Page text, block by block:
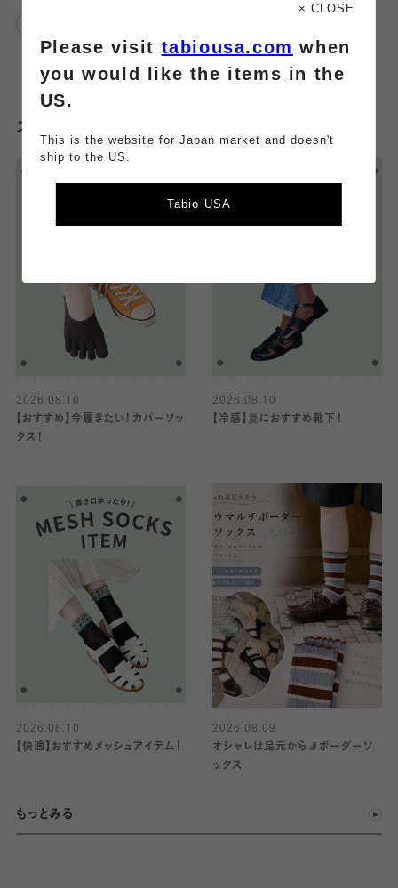
スタッフのその他のブログはこちら
2026.08.10
【おすすめ】今履きたい！カバーソッ
クス！
2026.08.10
【冷感】夏におすすめ靴下！
2026.08.10
【快適】おすすめメッシュアイテム！
2026.08.09
オシャレは足元から🧦ボーダーソ
ックス
もっとみる
× CLOSE
Please visit tabiousa.com when
you would like the items in the
US.
This is the website for Japan market and doesn't
ship to the US.
Tabio USA